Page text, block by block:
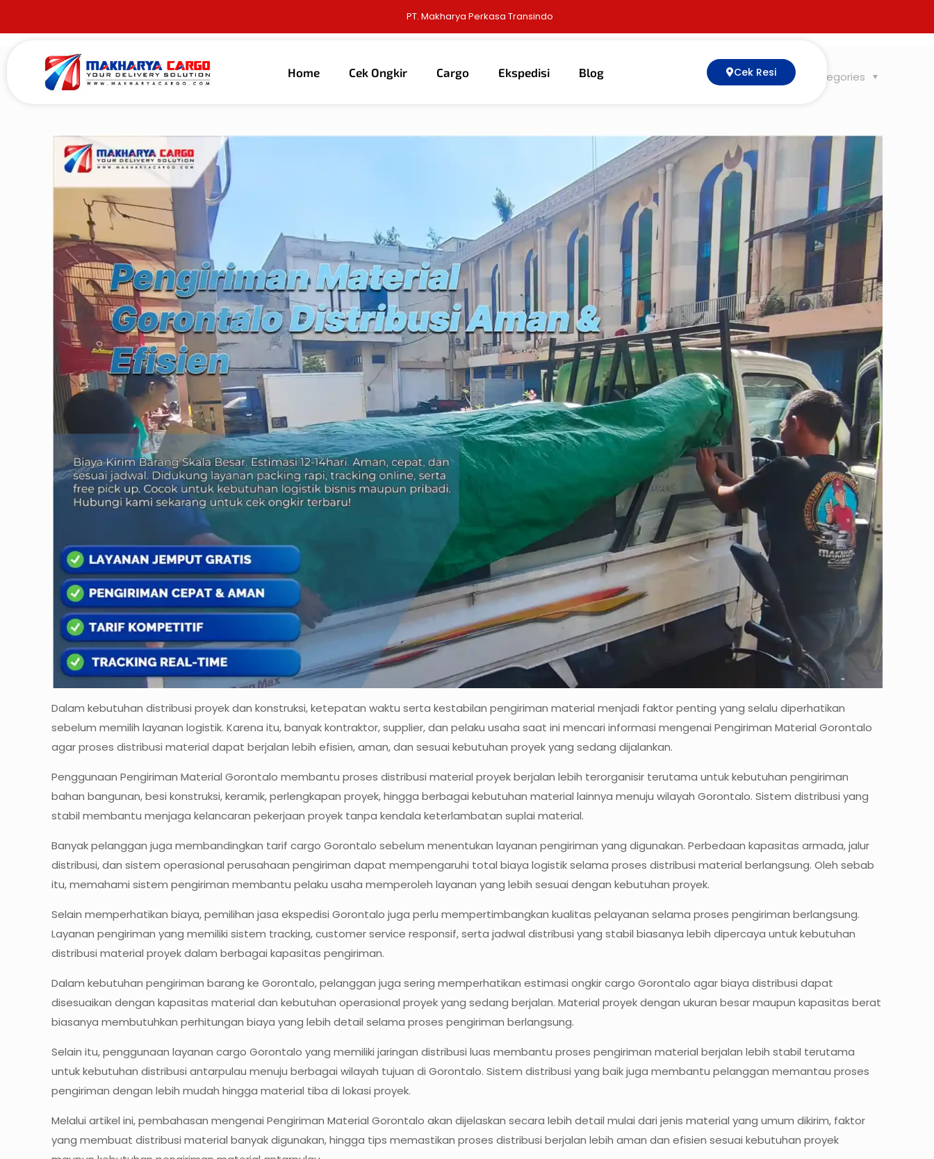
PT. Makharya Perkasa Transindo
Home Cek Ongkir Cargo Ekspedisi Blog Cek Resi
Published by alma gunaon 19 Mei 2026 Categories
Tags
Dalam kebutuhan distribusi proyek dan konstruksi, ketepatan waktu serta kestabilan pengiriman material menjadi faktor penting yang selalu diperhatikan
sebelum memilih layanan logistik. Karena itu, banyak kontraktor, supplier, dan pelaku usaha saat ini mencari informasi mengenai Pengiriman Material Gorontalo
agar proses distribusi material dapat berjalan lebih efisien, aman, dan sesuai kebutuhan proyek yang sedang dijalankan.
Penggunaan Pengiriman Material Gorontalo membantu proses distribusi material proyek berjalan lebih terorganisir terutama untuk kebutuhan pengiriman
bahan bangunan, besi konstruksi, keramik, perlengkapan proyek, hingga berbagai kebutuhan material lainnya menuju wilayah Gorontalo. Sistem distribusi yang
stabil membantu menjaga kelancaran pekerjaan proyek tanpa kendala keterlambatan suplai material.
Banyak pelanggan juga membandingkan tarif cargo Gorontalo sebelum menentukan layanan pengiriman yang digunakan. Perbedaan kapasitas armada, jalur
distribusi, dan sistem operasional perusahaan pengiriman dapat mempengaruhi total biaya logistik selama proses distribusi material berlangsung. Oleh sebab
itu, memahami sistem pengiriman membantu pelaku usaha memperoleh layanan yang lebih sesuai dengan kebutuhan proyek.
Selain memperhatikan biaya, pemilihan jasa ekspedisi Gorontalo juga perlu mempertimbangkan kualitas pelayanan selama proses pengiriman berlangsung.
Layanan pengiriman yang memiliki sistem tracking, customer service responsif, serta jadwal distribusi yang stabil biasanya lebih dipercaya untuk kebutuhan
distribusi material proyek dalam berbagai kapasitas pengiriman.
Dalam kebutuhan pengiriman barang ke Gorontalo, pelanggan juga sering memperhatikan estimasi ongkir cargo Gorontalo agar biaya distribusi dapat
disesuaikan dengan kapasitas material dan kebutuhan operasional proyek yang sedang berjalan. Material proyek dengan ukuran besar maupun kapasitas berat
biasanya membutuhkan perhitungan biaya yang lebih detail selama proses pengiriman berlangsung.
Selain itu, penggunaan layanan cargo Gorontalo yang memiliki jaringan distribusi luas membantu proses pengiriman material berjalan lebih stabil terutama
untuk kebutuhan distribusi antarpulau menuju berbagai wilayah tujuan di Gorontalo. Sistem distribusi yang baik juga membantu pelanggan memantau proses
pengiriman dengan lebih mudah hingga material tiba di lokasi proyek.
Melalui artikel ini, pembahasan mengenai Pengiriman Material Gorontalo akan dijelaskan secara lebih detail mulai dari jenis material yang umum dikirim, faktor
yang membuat distribusi material banyak digunakan, hingga tips memastikan proses distribusi berjalan lebih aman dan efisien sesuai kebutuhan proyek